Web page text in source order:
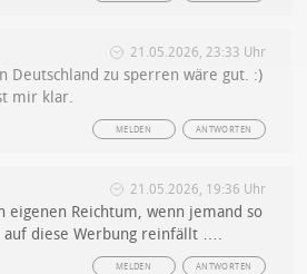
21.05.2026, 23:33 Uhr
Deutschland zu sperren wäre gut. :)
mir klar.
ANTWORTEN
MELDEN
21.05.2026, 19:36 Uhr
eigenen Reichtum, wenn jemand so
auf diese Werbung reinfällt ….
ANTWORTEN
MELDEN